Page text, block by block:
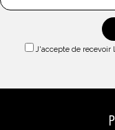
J'accepte de recevoir